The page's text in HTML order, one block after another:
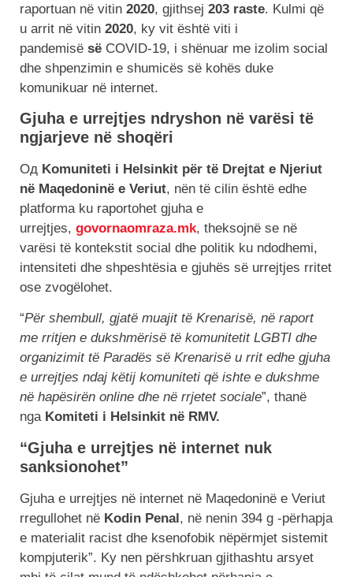
raportuan në vitin 2020, gjithsej 203 raste. Kulmi që
u arrit në vitin 2020, ky vit është viti i
pandemisë së COVID-19, i shënuar me izolim social
dhe shpenzimin e shumicës së kohës duke
komunikuar në internet.
Gjuha e urrejtjes ndryshon në varësi të
ngjarjeve në shoqëri
Од Komuniteti i Helsinkit për të Drejtat e Njeriut
në Maqedoninë e Veriut, nën të cilin është edhe
platforma ku raportohet gjuha e
urrejtjes, govornaomraza.mk, theksojnë se në
varësi të kontekstit social dhe politik ku ndodhemi,
intensiteti dhe shpeshtësia e gjuhës së urrejtjes rritet
ose zvogëlohet.
“Për shembull, gjatë muajit të Krenarisë, në raport
me rritjen e dukshmërisë të komunitetit LGBTI dhe
organizimit të Paradës së Krenarisë u rrit edhe gjuha
e urrejtjes ndaj këtij komuniteti që ishte e dukshme
në hapësirën online dhe në rrjetet sociale”, thanë
nga Komiteti i Helsinkit në RMV.
“Gjuha e urrejtjes në internet nuk
sanksionohet”
Gjuha e urrejtjes në internet në Maqedoninë e Veriut
rregullohet në Kodin Penal, në nenin 394 g -përhapja
e materialit racist dhe ksenofobik nëpërmjet sistemit
kompjuterik”. Ky nen përshkruan gjithashtu arsyet